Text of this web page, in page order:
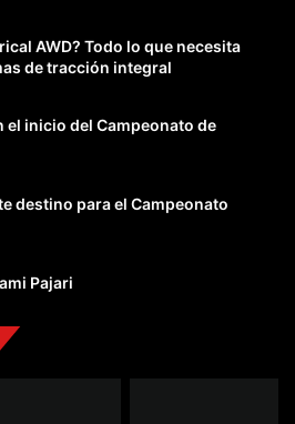
AWD? Todo lo que necesita
de tracción integral
el inicio del Campeonato de
destino para el Campeonato
Pajari